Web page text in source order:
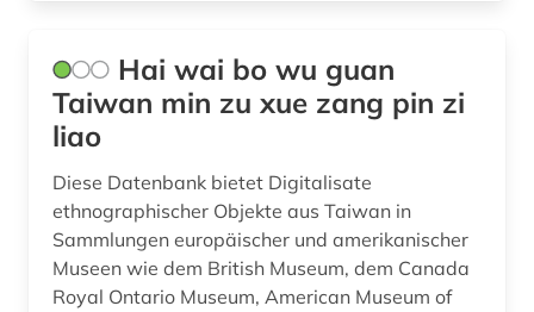
Hai wai bo wu guan
Taiwan min zu xue zang pin zi
liao
Diese Datenbank bietet Digitalisate
ethnographischer Objekte aus Taiwan in
Sammlungen europäischer und amerikanischer
Museen wie dem British Museum, dem Canada
Royal Ontario Museum, American Museum of